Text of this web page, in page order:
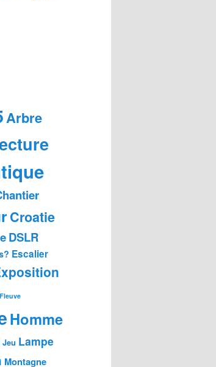
Arbre
Croatie
DSLR
Escalier
Fleuve
Homme
Jeu Lampe
Montagne